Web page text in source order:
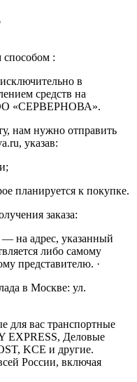
способом :
в
средств на
«СЕРВЕРНОВА».
нам нужно отправить
указав:
планируется к покупке.
заказа:
— на адрес, указанный
либо самому
представителю. ·
в Москве: ул.
для вас транспортные
EXPRESS, Деловые
KCE и другие.
России, включая